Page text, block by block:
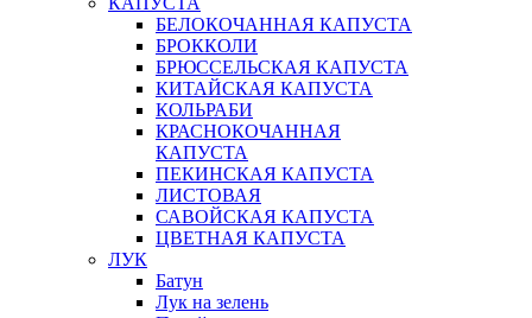
БЕЛОКОЧАННАЯ КАПУСТА
БРОККОЛИ
БРЮССЕЛЬСКАЯ КАПУСТА
КИТАЙСКАЯ КАПУСТА
КОЛЬРАБИ
КРАСНОКОЧАННАЯ
КАПУСТА
ПЕКИНСКАЯ КАПУСТА
ЛИСТОВАЯ
САВОЙСКАЯ КАПУСТА
ЦВЕТНАЯ КАПУСТА
ЛУК
Батун
Лук на зелень